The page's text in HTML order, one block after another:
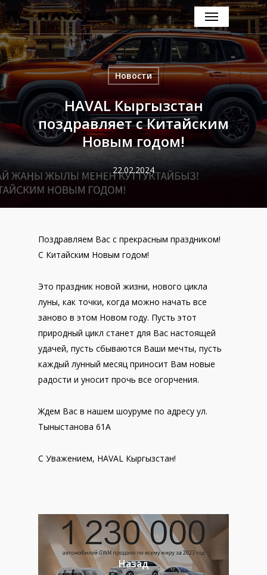
Skip
to
main
content
Новости
HAVAL Кыргызстан
поздравляет с Китайским
Новым годом!
22.02.2024
Поздравляем Вас с прекрасным праздником!
С Китайским Новым годом!
Это праздник новой жизни, нового цикла
луны, как точки, когда можно начать все
заново в этом Новом году. Пусть этот
природный цикл станет для Вас настоящей
удачей, пусть сбываются Ваши мечты, пусть
каждый лунный месяц приносит Вам новые
радости и уносит прочь все огорчения.
Ждем Вас в нашем шоуруме по адресу ул.
Тыныстанова 61А
С Уважением, HAVAL Кыргызстан!
Назад